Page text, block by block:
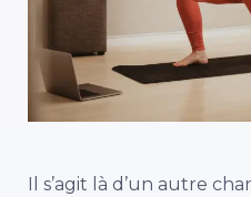
Il s’agit là d’un autre